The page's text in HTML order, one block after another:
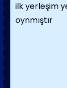
ilk yerleşim
oynmıştır